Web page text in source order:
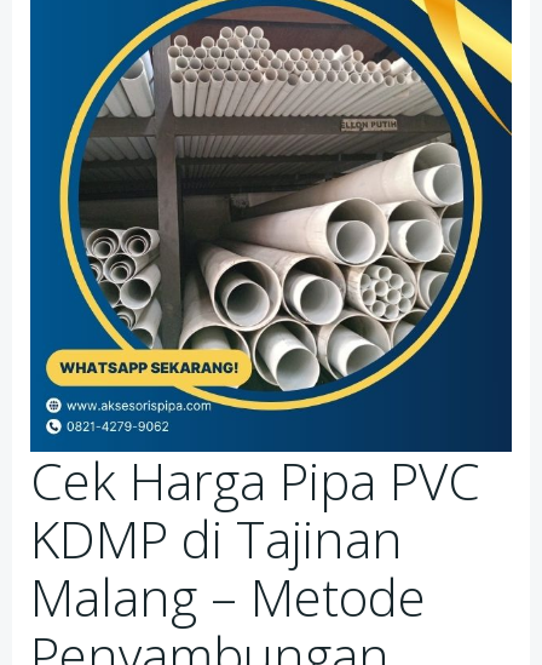
Cek Harga Pipa PVC
KDMP di Tajinan
Malang – Metode